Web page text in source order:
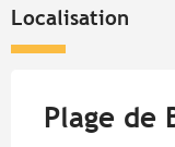
Localisation
Plage de